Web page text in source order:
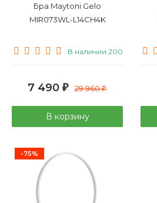
Бра Maytoni Gelo
MIR073WL-L14CH4K
В наличии 200
7 490 ₽ 29 960₽
В корзину
-75%